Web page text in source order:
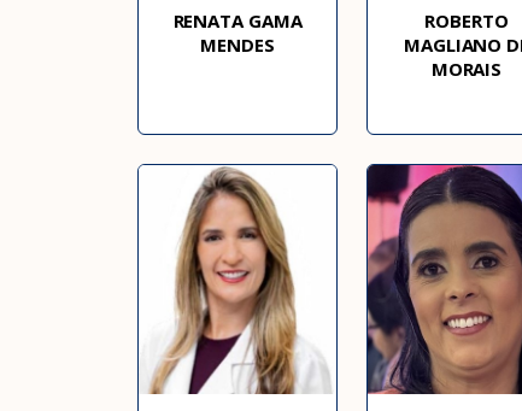
RENATA GAMA
MENDES
ROBERTO
MAGLIANO
MORAIS